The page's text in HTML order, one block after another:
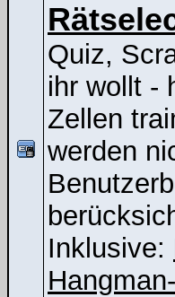
Quiz,
ihr wollt -
Zellen
werden
Inklusive: